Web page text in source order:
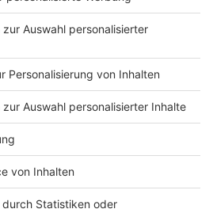
Kontakt
Newsletter